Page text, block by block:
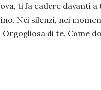
ti fa cadere davanti
Nei silenzi, nei
di te. Come